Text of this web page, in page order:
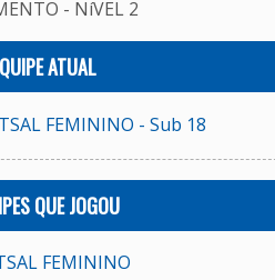
- NíVEL 2
ATUAL
FEMININO - Sub 18
QUE JOGOU
FEMININO